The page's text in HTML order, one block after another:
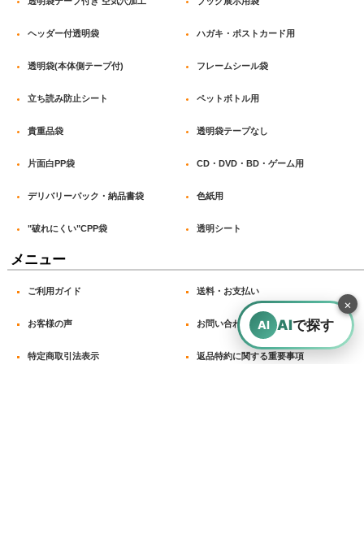
購入商品： 白ヘッダー付OPP袋 A6用 標準#30【100枚】 [H-11-
店舗で販売する小物雑貨のパッケージ用。 ヘッダー付きで
いる点。 サイズ表記が分かりやすく、想定通りのサイズ感
2026-02-13
購入商品 ： OPP袋テープ付 CD/DVD標準用(ヨコ入れ) 本体側密
DVD・BDのラップ。 友人の説明。 時々しわが寄るのが困っ
2026-02-03
ヘッダー付透明袋 ハガキ・ポストカード用
透明袋(本体側テープ付) フレームシール袋
立ち読み防止シート ペットボトル用
貴重品袋 透明袋テープなし
片面白PP袋 CD・DVD・BD・ゲーム用
デリバリーパック・納品書袋 色紙用
"破れにくい"CPP袋 透明シート
メニュー
ご利用ガイド 送料・お支払い
お客様の声 お問い合わせ
特定商取引法表示 返品特約に関する重要事項
AI AIで探す
×